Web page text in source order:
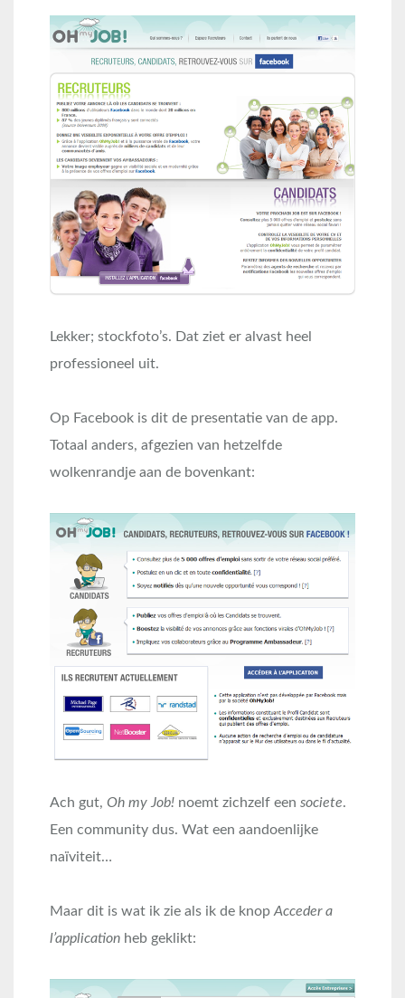
Lekker; stockfoto’s. Dat ziet er alvast heel
professioneel uit.
Op Facebook is dit de presentatie van de app.
Totaal anders, afgezien van hetzelfde
wolkenrandje aan de bovenkant:
Ach gut, Oh my Job! noemt zichzelf een societe.
Een community dus. Wat een aandoenlijke
naïviteit…
Maar dit is wat ik zie als ik de knopAcceder a
l’application heb geklikt: